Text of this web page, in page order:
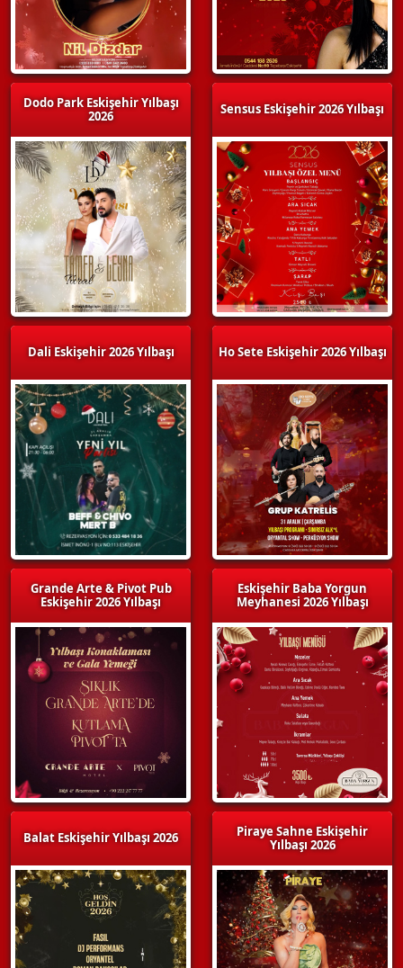
Dodo Park Eskişehir Yılbaşı
2026
Dali Eskişehir 2026 Yılbaşı
Grande Arte & Pivot Pub
Eskişehir 2026 Yılbaşı
Balat Eskişehir Yılbaşı 2026
Sensus Eskişehir 2026 Yılbaşı
Ho Sete Eskişehir 2026 Yılbaşı
Eskişehir Baba Yorgun
Meyhanesi 2026 Yılbaşı
Piraye Sahne Eskişehir
Yılbaşı 2026